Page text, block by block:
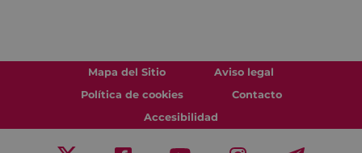
Mapa del Sitio
Aviso legal
Política de cookies
Contacto
Accesibilidad